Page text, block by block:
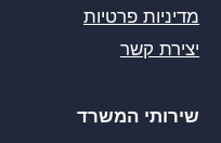
מדיניות פרטיות
יצירת קשר
שירותי המשרד